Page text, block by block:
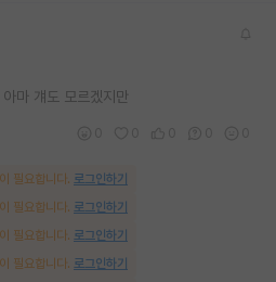
마 걔도 모르겠지만
필요합니다. 로그인하기
필요합니다. 로그인하기
필요합니다. 로그인하기
필요합니다. 로그인하기